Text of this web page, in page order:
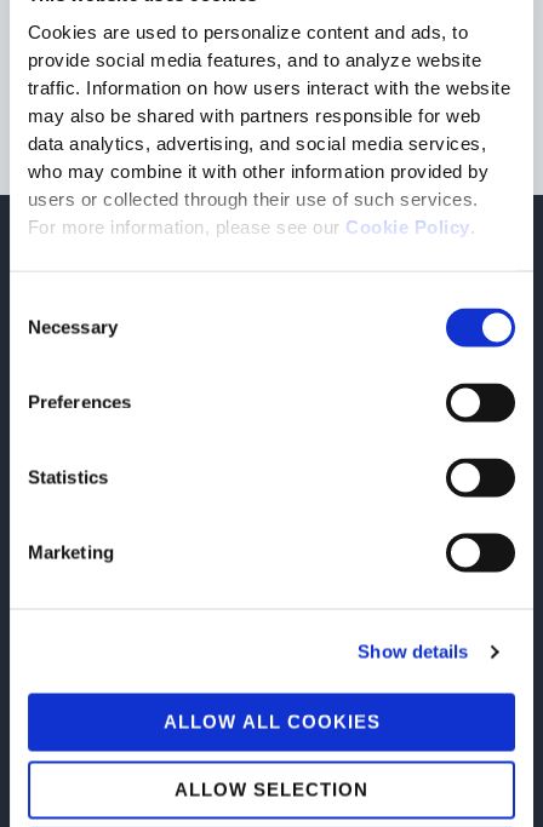
Cookies are used to personalize content and ads, to
provide social media features, and to analyze website
traffic. Information on how users interact with the website
may also be shared with partners responsible for web
data analytics, advertising, and social media services,
who may combine it with other information provided by
users or collected through their use of such services.
For more information, please see our Cookie Policy.
Selection
Necessary
Preferences
Statistics
Marketing
Show details
ALLOW ALL COOKIES
ALLOW SELECTION
Lösungen und investiert rund 9 % seines Umsatzes in F&E. Zu
den nationalen und internationalen Kunden von TESISQUARE
zählen die wichtigsten Unternehmen der Modebranche, des
großflächigen Einzelhandels und der Logistik.
Pressemitteilungen
corporate,Corporate 08/06/2026
Tesisquare schließt das Geschäftsjahr
2025 mit einem Umsatz von 65,2